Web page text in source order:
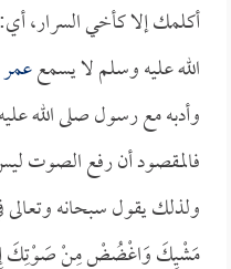
أكلمك إلا كأخي
الله عليه وسلم لا يسمععمر
وأدبه مع رسول صلى الله
فالمقصود أن رفع الصوت
ولذلك يقول سبحانه
مَشْيِكَ وَاغْضُضْ مِنْ صَوْتِكَ